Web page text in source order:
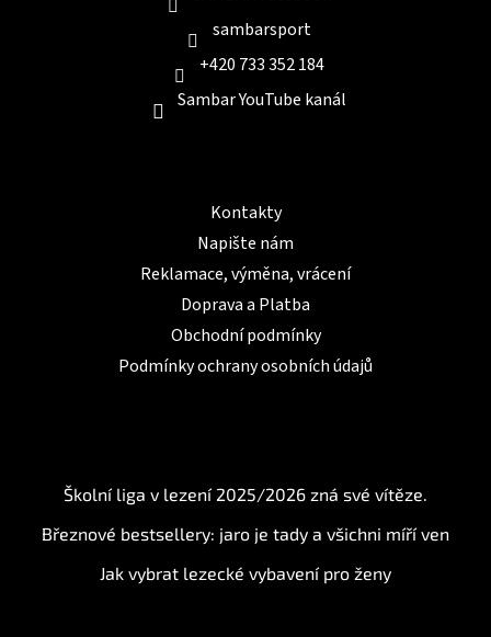
sambarsport
+420 733 352 184
Sambar YouTube kanál
Kontakty
Napište nám
Reklamace, výměna, vrácení
Doprava a Platba
Obchodní podmínky
Podmínky ochrany osobních údajů
Školní liga v lezení 2025/2026 zná své vítěze.
Březnové bestsellery: jaro je tady a všichni míří ven
Jak vybrat lezecké vybavení pro ženy